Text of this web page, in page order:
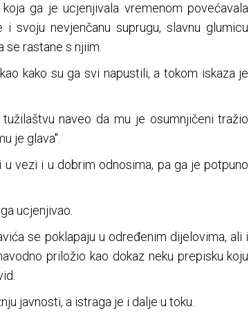
ga je ucjenjivala vremenom povećavala
svoju nevjenčanu suprugu, slavnu glumicu
se rastane s njiim.
kako su ga svi napustili, a tokom iskaza je
naveo da mu je osumnjičeni tražio
je glava".
u vezi i u dobrim odnosima, pa ga je potpuno
ucjenjivao.
se poklapaju u određenim dijelovima, ali i
priložio kao dokaz neku prepisku koju
javnosti, a istraga je i dalje u toku.